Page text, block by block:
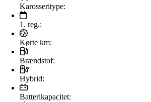
Karosseritype:
1. reg.:
Kørte km:
Brændstof:
Hybrid:
Batterikapacitet: